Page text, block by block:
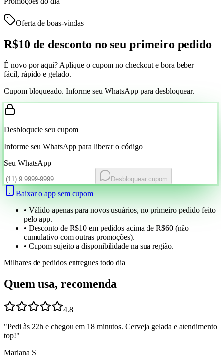
Oferta de boas-vindas
R$10 de desconto no seu primeiro pedido
É novo por aqui? Aplique o cupom no checkout e bora beber —
fácil, rápido e gelado.
Cupom bloqueado. Informe seu WhatsApp para desbloquear.
Desbloqueie seu cupom
Informe seu WhatsApp para liberar o código
Seu WhatsApp
Desbloquear cupom
Baixar o app sem cupom
• Válido apenas para novos usuários, no primeiro pedido feito
pelo app.
• Desconto de R$10 em pedidos acima de R$60 (não
cumulativo com outras promoções).
• Cupom sujeito a disponibilidade na sua região.
Milhares de pedidos entregues todo dia
Quem usa, recomenda
4.8
"Pedi às 22h e chegou em 18 minutos. Cerveja gelada e atendimento
top!"
Mariana S.